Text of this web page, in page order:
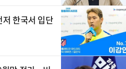
한국서 입단